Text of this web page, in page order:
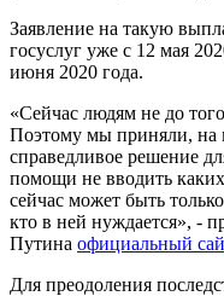
Заявление на такую
госуслуг уже с 12 мая
июня 2020 года.
«Сейчас людям не до
Поэтому мы приняли, на
справедливое решение
помощи не вводить
сейчас может быть
кто в ней нуждается», -
Путина официальный
Для преодоления